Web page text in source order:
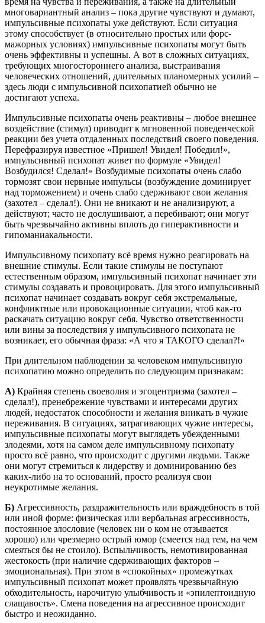
многовариантный анализ – пока другие чувствуют и думают,
импульсивные психопаты уже действуют. Если ситуация
этому способствует (в относительно простых или форс-
мажорных условиях) импульсивные психопаты могут быть
очень эффективны и успешны. А вот в сложных ситуациях,
требующих многостороннего анализа, выстраивания
человеческих отношений, длительных планомерных усилий –
здесь люди с импульсивной психопатией обычно не
достигают успеха.
Импульсивные психопаты очень реактивны – любое внешнее
воздействие (стимул) приводит к мгновенной поведенческой
реакции без учета отдаленных последствий своего поведения.
Перефразируя известное «Пришел! Увидел! Победил!»,
импульсивный психопат живет по формуле «Увидел!
Возбудился! Сделал!» Возбудимые психопаты очень слабо
тормозят свои нервные импульсы (возбуждение доминирует
над торможением) и очень слабо сдерживают свои желания
(захотел – сделал!). Они не вникают и не анализируют, а
действуют; часто не дослушивают, а перебивают; они могут
быть чрезвычайно активны вплоть до гиперактивности и
гипоманиакальности.
Импульсивному психопату всё время нужно реагировать на
внешние стимулы. Если такие стимулы не поступают
естественным образом, импульсивный психопат начинает эти
стимулы создавать и провоцировать. Для этого импульсивный
психопат начинает создавать вокруг себя экстремальные,
конфликтные или провокационные ситуации, чтоб как-то
раскачать ситуацию вокруг себя. Чувство ответственности
или вины за последствия у импульсивного психопата не
возникает, его обычная фраза: «А что я ТАКОГО сделал?!»
При длительном наблюдении за человеком импульсивную
психопатию можно определить по следующим признакам:
А) Крайняя степень своеволия и эгоцентризма (захотел –
сделал!), пренебрежение чувствами и интересами других
людей, недостаток способности и желания вникать в чужие
переживания. В ситуациях, затрагивающих чужие интересы,
импульсивные психопаты могут выглядеть убежденными
злодеями, хотя на самом деле импульсивному психопату
просто всё равно, что происходит с другими людьми. Также
они могут стремиться к лидерству и доминированию без
каких-либо на то оснований, просто реализуя свои
неукротимые желания.
Б) Агрессивность, раздражительность или враждебность в той
или иной форме: физическая или вербальная агрессивность,
постоянное злословие (человек ни о ком не отзывается
хорошо) или чрезмерно острый юмор (смеется над тем, на чем
смеяться бы не стоило). Вспыльчивость, немотивированная
жестокость (при наличие сдерживающих факторов –
эмоциональная). При этом в «спокойных» промежутках
импульсивный психопат может проявлять чрезвычайную
обходительность, нарочитую улыбчивость и «эпилептоидную
слащавость». Смена поведения на агрессивное происходит
быстро и неожиданно.